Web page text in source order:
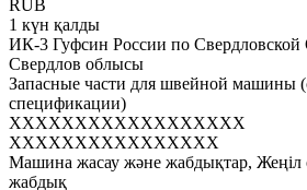
RUB
1 күн қалды
ИК-3 Гуфсин России по
Свердлов облысы
Запасные части для швейной машины
спецификации)
XXXXXXXXXXXXXXXXXX
XXXXXXXXXXXXXXXX
Машина жасау және жабдықтар, Жеңіл
жабдық